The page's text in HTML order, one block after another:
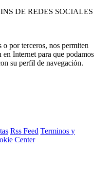
DE REDES SOCIALES
por terceros, nos permiten
Internet para que podamos
su perfil de navegación.
Rss Feed Terminos y
Center